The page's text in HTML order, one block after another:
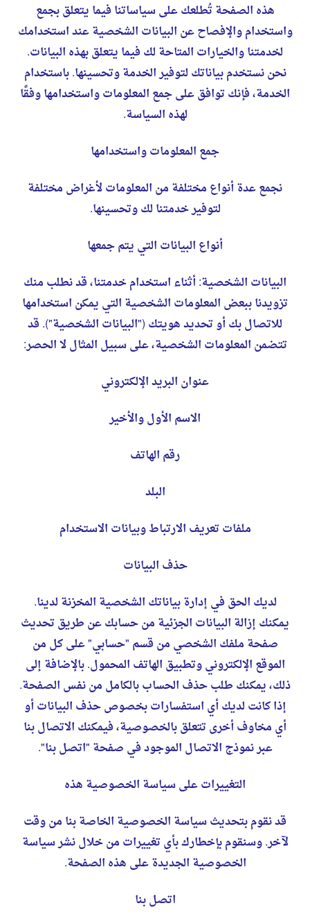
هذه الصفحة تُطلعك على سياساتنا فيما يتعلق بجمع
واستخدام والإفصاح عن البيانات الشخصية عند استخدامك
لخدمتنا والخيارات المتاحة لك فيما يتعلق بهذه البيانات.
نحن نستخدم بياناتك لتوفير الخدمة وتحسينها. باستخدام
الخدمة، فإنك توافق على جمع المعلومات واستخدامها وفقًا
لهذه السياسة.
جمع المعلومات واستخدامها
نجمع عدة أنواع مختلفة من المعلومات لأغراض مختلفة
لتوفير خدمتنا لك وتحسينها.
أنواع البيانات التي يتم جمعها
البيانات الشخصية: أثناء استخدام خدمتنا، قد نطلب منك
تزويدنا ببعض المعلومات الشخصية التي يمكن استخدامها
للاتصال بك أو تحديد هويتك ("البيانات الشخصية"). قد
تتضمن المعلومات الشخصية، على سبيل المثال لا الحصر:
عنوان البريد الإلكتروني
الاسم الأول والأخير
رقم الهاتف
البلد
ملفات تعريف الارتباط وبيانات الاستخدام
حذف البيانات
لديك الحق في إدارة بياناتك الشخصية المخزنة لدينا.
يمكنك إزالة البيانات الجزئية من حسابك عن طريق تحديث
صفحة ملفك الشخصي من قسم "حسابي" على كل من
الموقع الإلكتروني وتطبيق الهاتف المحمول. بالإضافة إلى
ذلك، يمكنك طلب حذف الحساب بالكامل من نفس الصفحة.
إذا كانت لديك أي استفسارات بخصوص حذف البيانات أو
أي مخاوف أخرى تتعلق بالخصوصية، فيمكنك الاتصال بنا
عبر نموذج الاتصال الموجود في صفحة "اتصل بنا".
التغييرات على سياسة الخصوصية هذه
قد نقوم بتحديث سياسة الخصوصية الخاصة بنا من وقت
لآخر. وسنقوم بإخطارك بأي تغييرات من خلال نشر سياسة
الخصوصية الجديدة على هذه الصفحة.
اتصل بنا